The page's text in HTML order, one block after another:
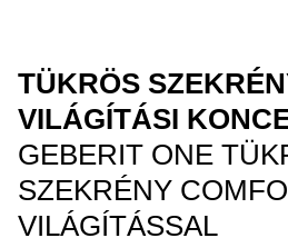
TÜKRÖS
VILÁGÍTÁSI
GEBERIT ONE
SZEKRÉNY
VILÁGÍTÁSSAL